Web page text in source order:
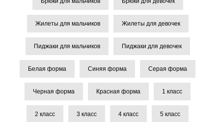
Жилеты для мальчиков Жилеты для девочек
Пиджаки для мальчиков Пиджаки для девочек
Белая форма Синяя форма Серая форма
Черная форма Красная форма 1 класс
2 класс 3 класс 4 класс 5 класс